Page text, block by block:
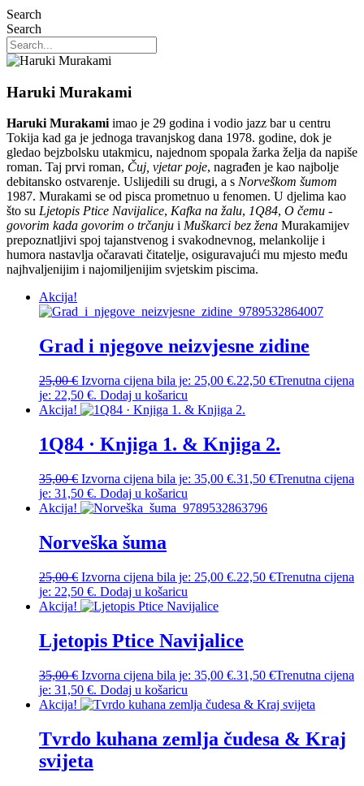
Search
Search
Haruki Murakami
Haruki Murakamiimao je 29 godina i vodio jazz bar u centru
Tokija kad ga je jednoga travanjskog dana 1978. godine, dok je
gledao bejzbolsku utakmicu, na­jednom spopala žarka želja da napiše
roman. Taj prvi roman, Čuj, vjetar poje, nagrađen je kao najbolje
debitansko ostvarenje. Uslijedili su drugi, a s Norveškom šumom
1987. Murakami se od pisca prometnuo u fenomen. U djelima kao
što su Ljetopis Ptice Navijalice, Kafka na žalu, 1Q84, O čemu ­
govorim kada govorim o trčanju i Muškarci bez žena Murakamijev
prepoznatljivi spoj tajanstvenog i svakodnevnog, melankolije i
humora nastavlja očaravati čitatelje, osiguravajući mu mjesto među
najhvaljenijim i naj­omiljenijim svjetskim piscima.
Akcija!
Grad i njegove neizvjesne zidine
25,00€ Izvorna cijena bila je: 25,00 €.22,50 €Trenutna cijena
je: 22,50 €. Dodaj u košaricu
Akcija!
1Q84 · Knjiga 1. & Knjiga 2.
35,00€ Izvorna cijena bila je: 35,00 €.31,50 €Trenutna cijena
je: 31,50 €. Dodaj u košaricu
Akcija!
Norveška šuma
25,00€ Izvorna cijena bila je: 25,00 €.22,50 €Trenutna cijena
je: 22,50 €. Dodaj u košaricu
Akcija!
Ljetopis Ptice Navijalice
35,00€ Izvorna cijena bila je: 35,00 €.31,50 €Trenutna cijena
je: 31,50 €. Dodaj u košaricu
Akcija!
Tvrdo kuhana zemlja čudesa & Kraj
svijeta